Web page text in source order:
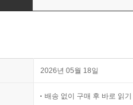
2026년 05월 18일
배송 없이 구매 후 바로 읽기